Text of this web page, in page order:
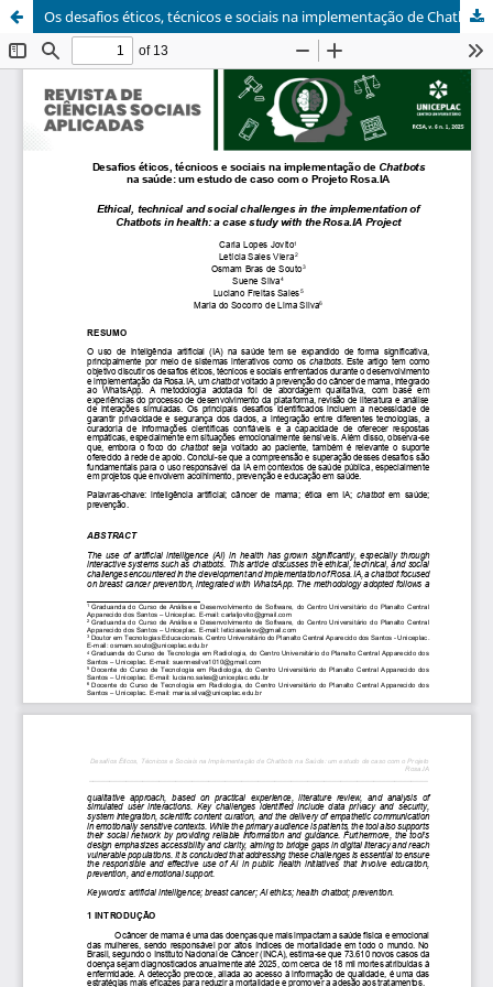
Os desafios éticos, técnicos e sociais na implementação de Chatbots na saúde: